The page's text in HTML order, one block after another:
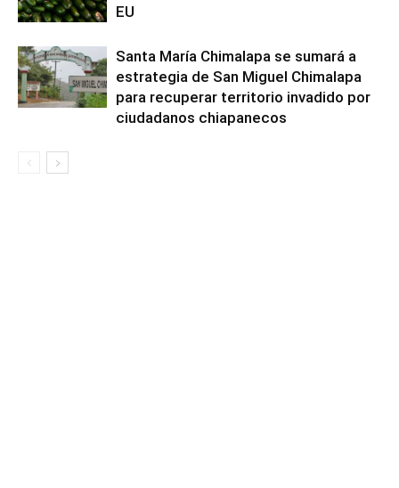
EU
Santa María Chimalapa se sumará a
estrategia de San Miguel Chimalapa
para recuperar territorio invadido por
ciudadanos chiapanecos